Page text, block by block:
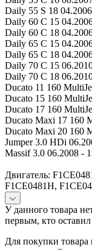
Daily 55 S 18
Daily 60 C 15
Daily 60 C 18
Daily 65 C 15
Daily 65 C 18
Daily 70 C 15
Daily 70 C 18
Ducato 11 160
Ducato 15 160
Ducato 17 160
Ducato Maxi 17 160
Ducato Maxi 20 160
Jumper 3.0 HDi
Massif 3.0 06.2008 -
Двигатель:
F1CE0481H,
У данного товара
первым, кто
Для покупки